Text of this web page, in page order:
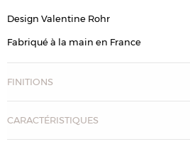
Design Valentine Rohr
Fabriqué à la main en France
FINITIONS
CARACTÉRISTIQUES